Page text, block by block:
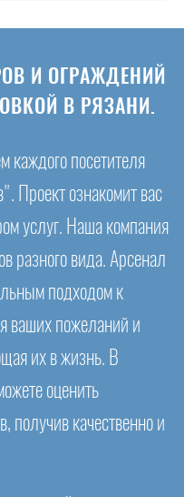
И ОГРАЖДЕНИЙ
В РЯЗАНИ.
каждого посетителя
Проект ознакомит вас
услуг. Наша компания
разного вида. Арсенал
подходом к
ваших пожеланий и
их в жизнь. В
оценить
получив качественно и